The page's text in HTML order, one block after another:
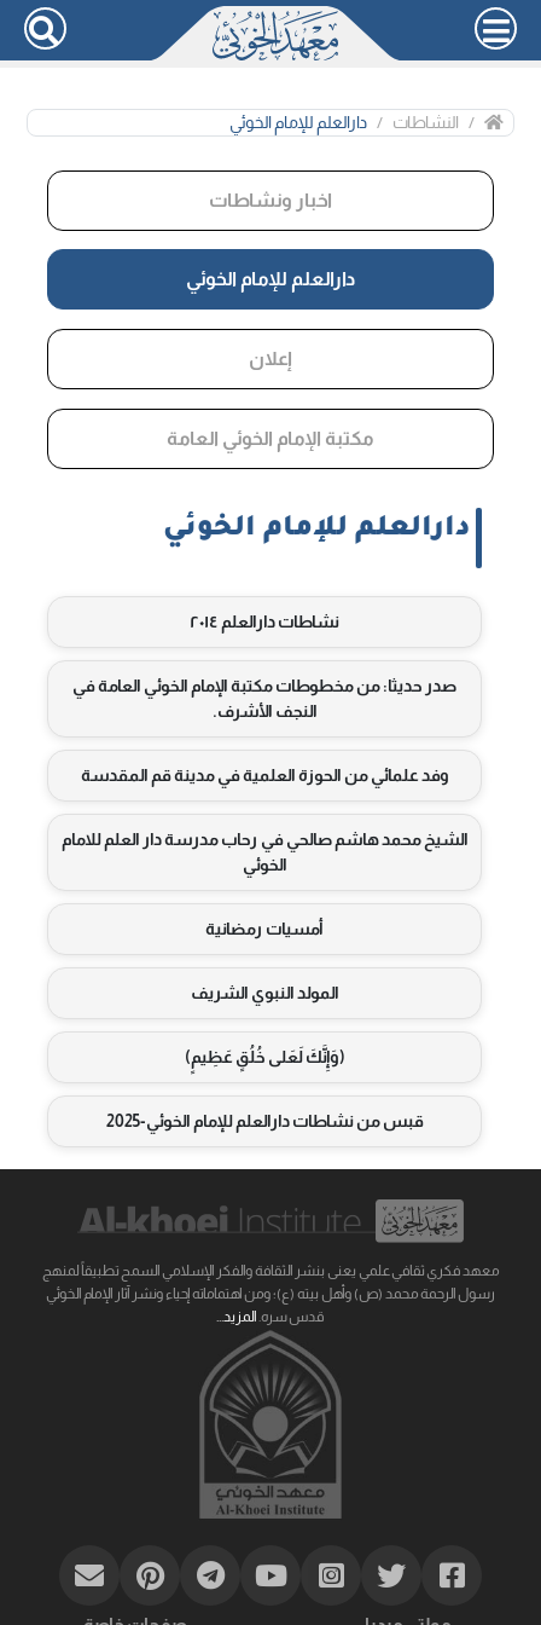
النشاطات دارالعلم للإمام الخوئي
اخبار ونشاطات
دارالعلم للإمام الخوئي
إعلان
مكتبة الإمام الخوئي العامة
دارالعلم للإمام الخوئي
نشاطات دارالعلم ٢٠١٤
صدر حديثا: من مخطوطات مكتبة الإمام الخوئي العامة في
النجف الأشرف.
وفد علمائي من الحوزة العلمية في مدينة قم المقدسة
الشيخ محمد هاشم صالحي في رحاب مدرسة دار العلم للامام
الخوئي
أمسيات رمضانية
المولد النبوي الشريف
(وَإِنَّكَ لَعَلى خُلُقٍ عَظِيمٍ)
قبس من نشاطات دارالعلم للإمام الخوئي-2025
معهد فكري ثقافي علمي يعنى بنشر الثقافة والفكر الإسلامي السمح تطبيقاً لمنهج
رسول الرحمة محمد (ص) وأهل بيته (ع)؛ ومن اهتماماته إحياء ونشر آثار الإمام الخوئي
قدس سره. المزيد...